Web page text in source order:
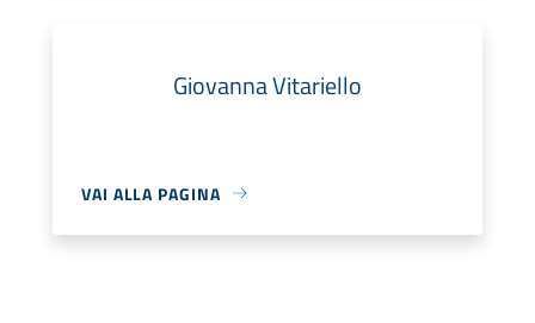
Giovanna Vitariello
VAI ALLA PAGINA